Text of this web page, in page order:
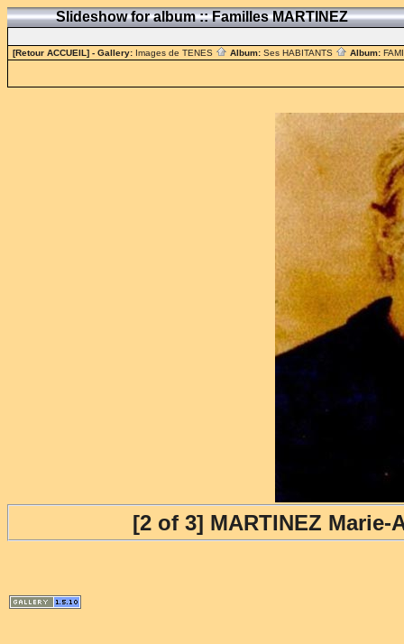
Slideshow for album :: Familles MARTINEZ
[Retour ACCUEIL] - Gallery: Images de TENES Album: Ses HABITANTS Album:
[2 of 3] MARTINEZ